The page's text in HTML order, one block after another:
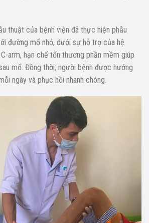
thuật của bệnh viện đã thực hiện phẫu
đường mổ nhỏ, dưới sự hỗ trợ của hệ
arm, hạn chế tổn thương phần mềm giúp
mổ. Đồng thời, người bệnh được hướng
ngày và phục hồi nhanh chóng.